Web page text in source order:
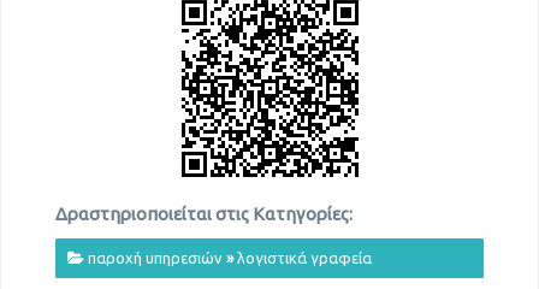
Δραστηριοποιείται στις Κατηγορίες:
παροχή υπηρεσιών »λογιστικά γραφεία